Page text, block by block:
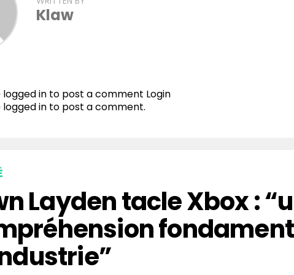
Klaw
logged in to post a comment Login
logged in to post a comment.
Layden tacle Xbox :